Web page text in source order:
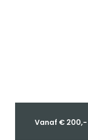
Vanaf € 200,-